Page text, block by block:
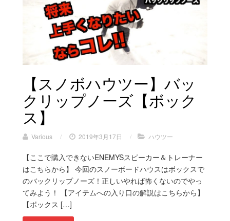
【スノボハウツー】バッ
クリップノーズ【ボック
ス】
Various / 2019年3月17日 / ハウツー
【ここで購入できないENEMYSスピーカー＆トレーナー
はこちらから】 今回のスノーボードハウスはボックスで
のバックリップノーズ！正しいやれば怖くないのでやっ
てみよう！ 【アイテムへの入り口の解説はこちらから】
【ボックス […]